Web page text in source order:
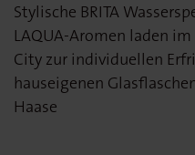
Stylische BRITA
LAQUA-Aromen laden
City zur individuellen
hauseigenen
Haase
Im Mercure Hotel
um die Uhr frisches
- klare Beschilderung und
das Nachfüllen einfach
Henrie Haase